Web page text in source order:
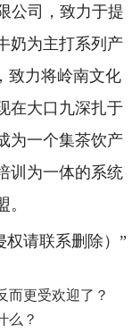
公司，致力于提
奶为主打系列产
致力将岭南文化
在大口九深扎于
为一个集茶饮产
训为一体的系统
权请联系删除）”
而更受欢迎了？
么？